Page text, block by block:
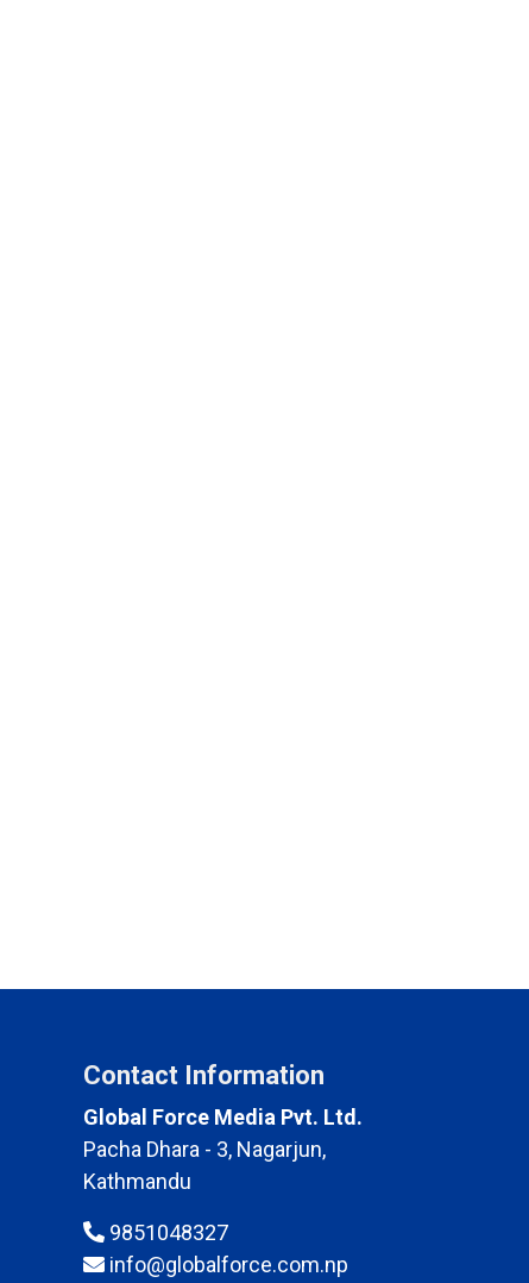
Contact Information
Global Force Media Pvt. Ltd.
Pacha Dhara - 3, Nagarjun,
Kathmandu
9851048327
info@globalforce.com.np